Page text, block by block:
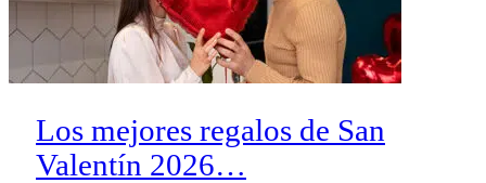
Los mejores regalos de San
Valentín 2026…